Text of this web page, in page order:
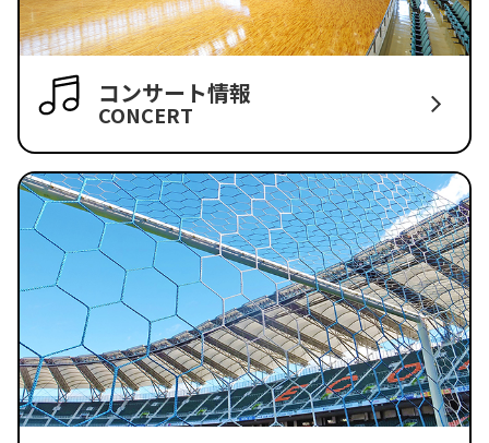
コンサート情報
CONCERT